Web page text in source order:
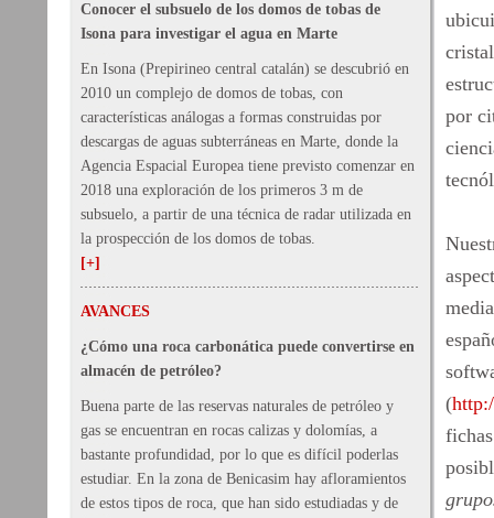
Conocer el subsuelo de los domos de tobas de
Isona para investigar el agua en Marte
En Isona (Prepirineo central catalán) se descubrió en
2010 un complejo de domos de tobas, con
características análogas a formas construidas por
descargas de aguas subterráneas en Marte, donde la
Agencia Espacial Europea tiene previsto comenzar en
2018 una exploración de los primeros 3 m de
subsuelo, a partir de una técnica de radar utilizada en
la prospección de los domos de tobas.
[+]
AVANCES
¿Cómo una roca carbonática puede convertirse en
almacén de petróleo?
Buena parte de las reservas naturales de petróleo y
gas se encuentran en rocas calizas y dolomías, a
bastante profundidad, por lo que es difícil poderlas
estudiar. En la zona de Benicasim hay afloramientos
de estos tipos de roca, que han sido estudiadas y de
por
(